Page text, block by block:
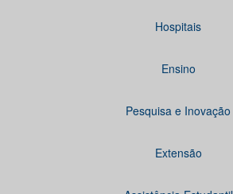
Hospitais
Ensino
Pesquisa e Inovação
Extensão